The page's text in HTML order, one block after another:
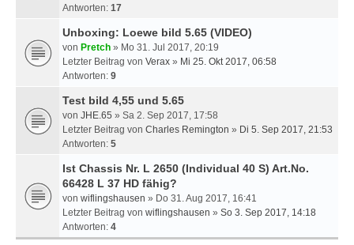
Antworten: 17
Unboxing: Loewe bild 5.65 (VIDEO)
von Pretch » Mo 31. Jul 2017, 20:19
Letzter Beitrag von Verax » Mi 25. Okt 2017, 06:58
Antworten: 9
Test bild 4,55 und 5.65
von JHE.65 » Sa 2. Sep 2017, 17:58
Letzter Beitrag von Charles Remington » Di 5. Sep 2017, 21:53
Antworten: 5
Ist Chassis Nr. L 2650 (Individual 40 S) Art.No.
66428 L 37 HD fähig?
von wiflingshausen » Do 31. Aug 2017, 16:41
Letzter Beitrag von wiflingshausen » So 3. Sep 2017, 14:18
Antworten: 4